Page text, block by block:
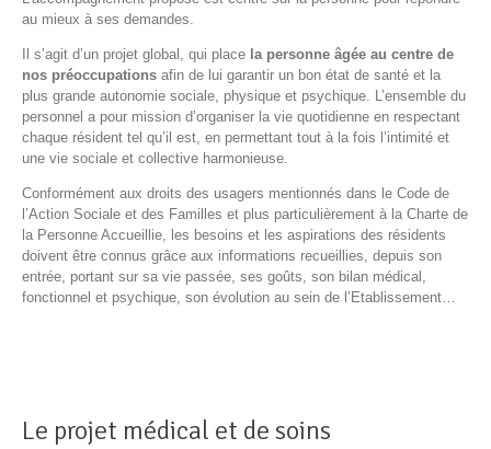
au mieux à ses demandes.
Il s’agit d’un projet global, qui place la personne âgée au centre de
nos préoccupations afin de lui garantir un bon état de santé et la
plus grande autonomie sociale, physique et psychique. L’ensemble du
personnel a pour mission d’organiser la vie quotidienne en respectant
chaque résident tel qu’il est, en permettant tout à la fois l’intimité et
une vie sociale et collective harmonieuse.
Conformément aux droits des usagers mentionnés dans le Code de
l’Action Sociale et des Familles et plus particulièrement à la Charte de
la Personne Accueillie, les besoins et les aspirations des résidents
doivent être connus grâce aux informations recueillies, depuis son
entrée, portant sur sa vie passée, ses goûts, son bilan médical,
fonctionnel et psychique, son évolution au sein de l’Etablissement…
Le projet médical et de soins